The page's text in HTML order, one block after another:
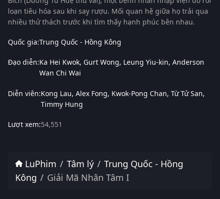
loạn tiêu hóa sau khi say rượu. Mối quan hệ giữa họ trải qua
nhiều thử thách trước khi tìm thấy hạnh phúc bên nhau.
Quốc gia:Trung Quốc - Hồng Kông
Đạo diễn:Ka Hei Kwok Gurt Wong Leung Yiu-kin Anderson
Wan Chi Wai
Diễn viên:Kong Lau Alex Fong Kwok-Pong Chan Từ Tử San
Timmy Hung
Lượt xem:54,551
LuPhim Tâm lý
Trung Quốc - Hồng
Kông
Giải Mã Nhân Tâm I